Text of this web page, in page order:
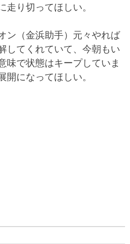
走り切ってほしい。
（金浜助手）元々やれば
してくれていて、今朝もい
味で状態はキープしていま
開になってほしい。